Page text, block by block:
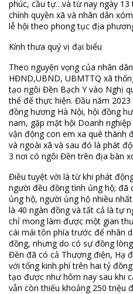
phúc, cầu tự…và từ nay ngày 13
chính quyền xã và nhân dân
lễ hội theo phong tục địa
Kính thưa quý vị đại biểu
Theo nguyện vọng của nhân
HĐND,UBND, UBMTTQ xã
tạo ngôi Đền Bạch Y vào Nghị
thể để thực hiện. Đầu năm
đồng hương Hà Nội, hội đồng
nam, gặp mặt hội Doanh
vận động con em xa quê thành
và ngoài xã và sau đó là phát
3 nơi có ngôi Đền trên địa bàn
Điều tuyệt vời là từ khi phát
người đều đồng tình ủng hộ; đã
ủng hộ, người ủng hộ nhiều
là 40 ngàn đồng và tất cả là tự
chỉ mong làm được một gian
cái mái tôn phía trước để nhân
đồng, nhưng do có sự đồng
Đền đã có cả Thượng điện, Hạ
với tổng kinh phí trên hai tỷ
tạo được như hôm nay sau khi
vẫn còn thiếu khoảng 250 triệu